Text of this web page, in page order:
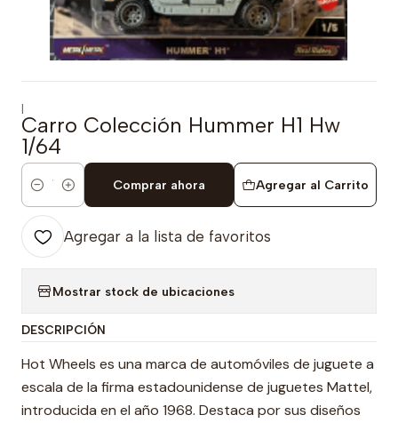
|
Carro Colección Hummer H1 Hw
1/64
Cantidad
Agregar al Carrito
Comprar ahora
Agregar a la lista de favoritos
Mostrar stock de ubicaciones
DESCRIPCIÓN
Hot Wheels es una marca de automóviles de juguete a
escala de la firma estadounidense de juguetes Mattel,
introducida en el año 1968. Destaca por sus diseños